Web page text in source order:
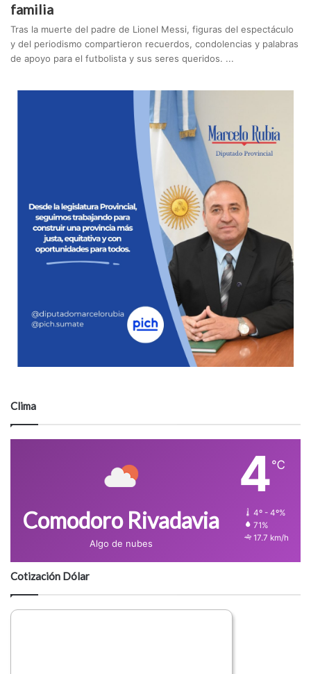
familia
Tras la muerte del padre de Lionel Messi, figuras del espectáculo
y del periodismo compartieron recuerdos, condolencias y palabras
de apoyo para el futbolista y sus seres queridos. ...
Clima
Comodoro Rivadavia
Algo de nubes
4℃
4º - 4º%
71%
17.7 km/h
Cotización Dólar